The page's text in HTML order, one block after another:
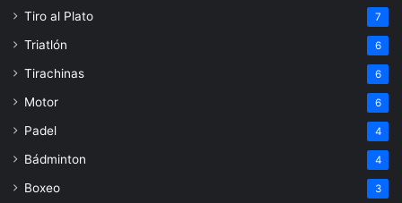
Tiro al Plato 7
Triatlón 6
Tirachinas 6
Motor 6
Padel 4
Bádminton 4
Boxeo 3